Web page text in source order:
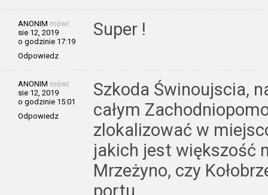
ANONIM mówi:
sie 12, 2019
o godzinie 17:19
Odpowiedz
Super !
ANONIM mówi:
sie 12, 2019
o godzinie 15:01
Odpowiedz
Szkoda Świnoujscia,
całym
zlokalizować w
jakich jest większość
Mrzeżyno, czy
portu.